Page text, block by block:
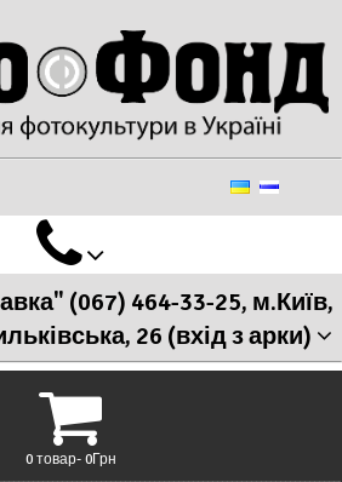
(067) 464-33-25, м.Київ,
26 (вхід з арки)
0 товар- 0Грн